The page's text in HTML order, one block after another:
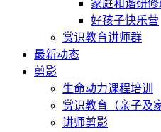
家庭和谐研修
好孩子快乐营
赏识教育讲师群
最新动态
剪影
生命动力课程培训
赏识教育（亲子及
讲师剪影